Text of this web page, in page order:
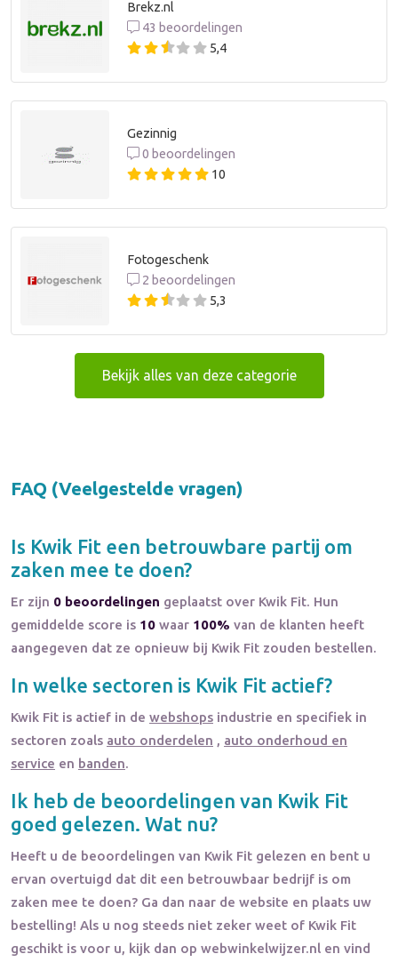
Brekz.nl
43 beoordelingen
5,4
Gezinnig
0 beoordelingen
10
Fotogeschenk
2 beoordelingen
5,3
Bekijk alles van deze categorie
FAQ (Veelgestelde vragen)
Is Kwik Fit een betrouwbare partij om
zaken mee te doen?
Er zijn 0 beoordelingen geplaatst over Kwik Fit. Hun
gemiddelde score is 10 waar 100% van de klanten heeft
aangegeven dat ze opnieuw bij Kwik Fit zouden bestellen.
In welke sectoren is Kwik Fit actief?
Kwik Fit is actief in de webshops industrie en specifiek in
sectoren zoals auto onderdelen , auto onderhoud en
service en banden.
Ik heb de beoordelingen van Kwik Fit
goed gelezen. Wat nu?
Heeft u de beoordelingen van Kwik Fit gelezen en bent u
ervan overtuigd dat dit een betrouwbaar bedrijf is om
zaken mee te doen? Ga dan naar de website en plaats uw
bestelling! Als u nog steeds niet zeker weet of Kwik Fit
geschikt is voor u, kijk dan op webwinkelwijzer.nl en vind